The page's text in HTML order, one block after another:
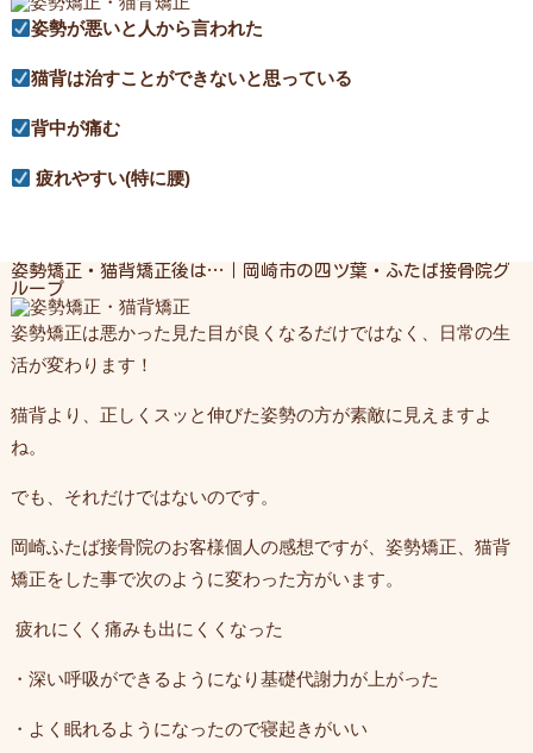
姿勢が悪いと人から言われた
猫背は治すことができないと思っている
背中が痛む
疲れやすい(特に腰)
姿勢矯正・猫背矯正後は…｜岡崎市の四ツ葉・ふたば接骨院グ
ループ
姿勢矯正は悪かった見た目が良くなるだけではなく、日常の生
活が変わります！
猫背より、正しくスッと伸びた姿勢の方が素敵に見えますよ
ね。
でも、それだけではないのです。
岡崎ふたば接骨院のお客様個人の感想ですが、姿勢矯正、猫背
矯正をした事で次のように変わった方がいます。
疲れにくく痛みも出にくくなった
・深い呼吸ができるようになり基礎代謝力が上がった
・よく眠れるようになったので寝起きがいい